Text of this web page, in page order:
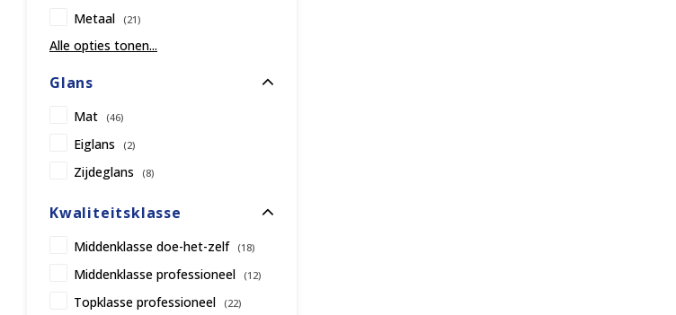
Metaal (21)
Alle opties tonen...
Glans
Mat (46)
Eiglans (2)
Zijdeglans (8)
Kwaliteitsklasse
Middenklasse doe-het-zelf (18)
Middenklasse professioneel (12)
Topklasse professioneel (22)